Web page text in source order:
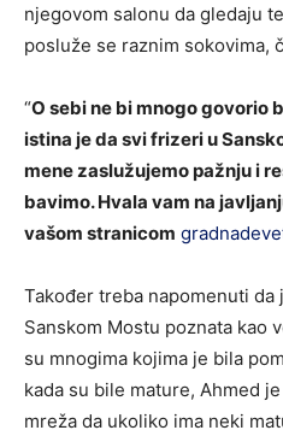
njegovom salonu da gledaju
posluže se raznim sokovima,
“O sebi ne bi mnogo govorio
istina je da svi frizeri u
mene zaslužujemo pažnju i
bavimo. Hvala vam na
vašom stranicom
Također treba napomenuti
Sanskom Mostu poznata kao
su mnogima kojima je bila
kada su bile mature, Ahmed
mreža da ukoliko ima neki